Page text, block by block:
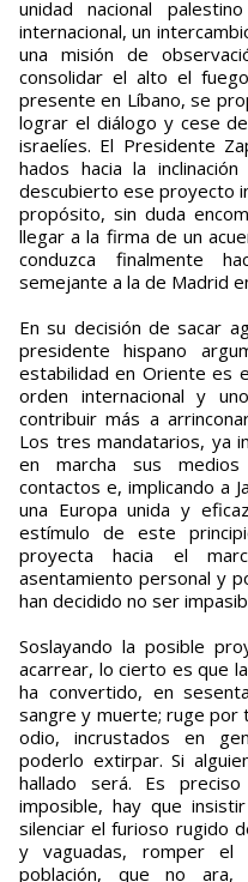
unidad nacional
internacional, un
una misión de
consolidar el alto el
presente en Líbano, se
lograr el diálogo y cese
israelíes. El Presidente
hados hacia la
descubierto ese proyecto
propósito, sin duda
llegar a la firma de un
conduzca finalmente
semejante a la de Madrid
En su decisión de sacar
presidente hispano
estabilidad en Oriente es
orden internacional y
contribuir más a
Los tres mandatarios, ya
en marcha sus
contactos e, implicando a
una Europa unida y
estímulo de este
proyecta hacia el
asentamiento personal y
han decidido no ser
Soslayando la posible
acarrear, lo cierto es que
ha convertido, en
sangre y muerte; ruge por
odio, incrustados en
poderlo extirpar. Si
hallado será. Es
imposible, hay que
silenciar el furioso rugido
y vaguadas, romper el
población, que no